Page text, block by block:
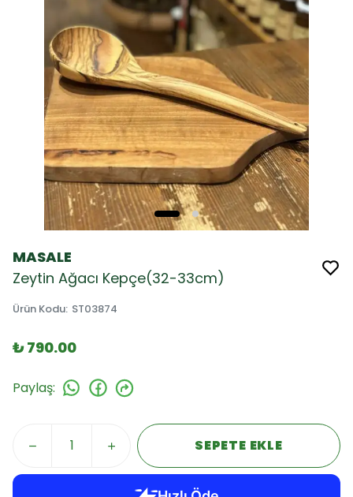
MASALE
Zeytin Ağacı Kepçe(32-33cm)
Ürün Kodu: ST03874
₺ 790.00
Paylaş:
SEPETE EKLE